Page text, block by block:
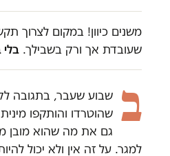
משנים כיוון! במקום לצרוך
שעובדת אך ורק בשבילך.
ב שבוע שעבר, בתגובה
שהוטרדו והותקפו מינית
גם את מה שהוא מובן
למגר. על זה אין ולא יכול